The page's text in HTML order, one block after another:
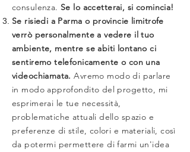
consulenza.Se lo accetterai, si comincia!
Se risiedi a Parma o provincie limitrofe
verrò personalmente a vedere il tuo
ambiente, mentre se abiti lontano ci
sentiremo telefonicamente o con una
videochiamata.Avremo modo di parlare
in modo approfondito del progetto, mi
esprimerai le tue necessità,
problematiche attuali dello spazio e
preferenze di stile, colori e materiali, così
da potermi permettere di farmi un'idea